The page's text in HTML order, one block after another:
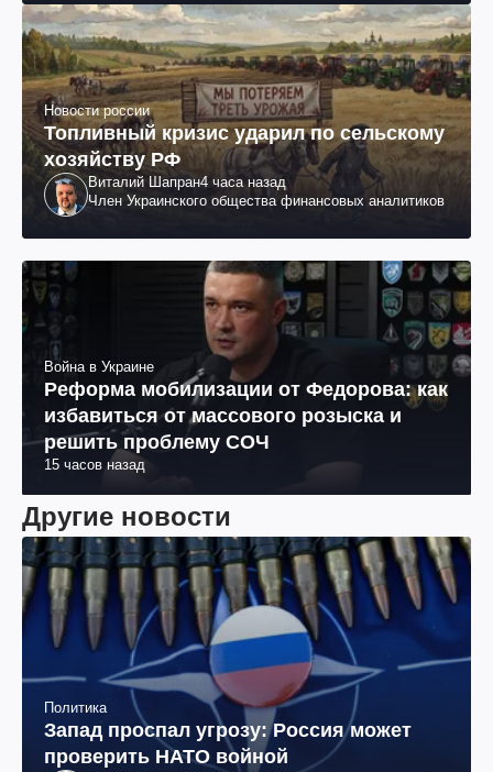
Новости россии
Топливный кризис ударил по сельскому
хозяйству РФ
Виталий Шапран4 часа назад
Член Украинского общества финансовых аналитиков
Война в Украине
Реформа мобилизации от Федорова: как
избавиться от массового розыска и
решить проблему СОЧ
15 часов назад
Другие новости
Политика
Запад проспал угрозу: Россия может
проверить НАТО войной